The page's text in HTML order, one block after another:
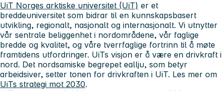
UiT Norges arktiske universitet (UiT) er et
breddeuniversitet som bidrar til en kunnskapsbasert
utvikling, regionalt, nasjonalt og internasjonalt. Vi utnytter
vår sentrale beliggenhet i nordområdene, vår faglige
bredde og kvalitet, og våre tverrfaglige fortrinn til å møte
framtidens utfordringer. UiTs visjon er å være en drivkraft i
nord. Det nordsamiske begrepet eallju, som betyr
arbeidsiver, setter tonen for drivkraften i UiT. Les mer om
UiTs strategi mot 2030.